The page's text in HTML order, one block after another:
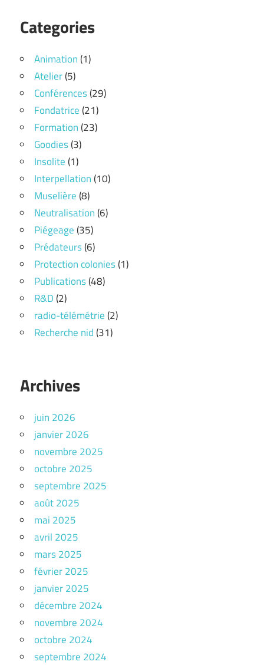
Categories
Animation(1)
Atelier(5)
Conférences(29)
Fondatrice(21)
Formation(23)
Goodies(3)
Insolite(1)
Interpellation(10)
Muselière(8)
Neutralisation(6)
Piégeage(35)
Prédateurs(6)
Protection colonies(1)
Publications(48)
R&D(2)
radio-télémétrie(2)
Recherche nid(31)
Archives
juin 2026
janvier 2026
novembre 2025
octobre 2025
septembre 2025
août 2025
mai 2025
avril 2025
mars 2025
février 2025
janvier 2025
décembre 2024
novembre 2024
octobre 2024
septembre 2024